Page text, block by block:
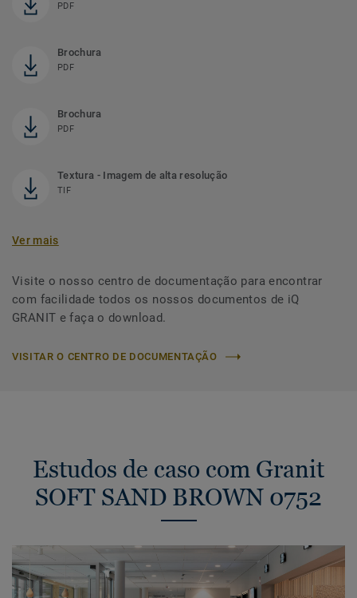
PDF
Brochura
PDF
Brochura
PDF
Textura - Imagem de alta resolução
TIF
Ver mais
Visite o nosso centro de documentação para encontrar
com facilidade todos os nossos documentos de iQ
GRANIT e faça o download.
VISITAR O CENTRO DE DOCUMENTAÇÃO
Estudos de caso com Granit
SOFT SAND BROWN 0752